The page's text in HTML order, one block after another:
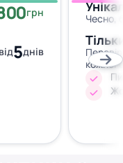
грн
від5днів
Чесно,